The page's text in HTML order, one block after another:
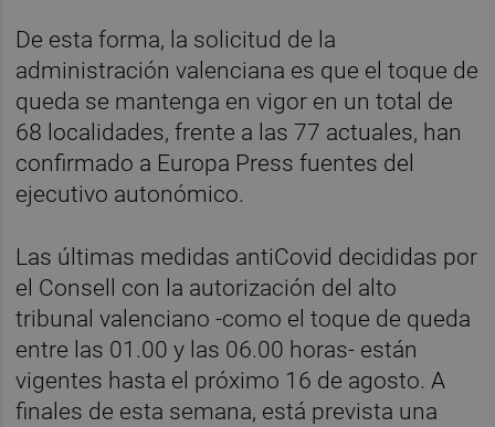
De esta forma, la solicitud de la
administración valenciana es que el toque de
queda se mantenga en vigor en un total de
68 localidades, frente a las 77 actuales, han
confirmado a Europa Press fuentes del
ejecutivo autonómico.
Las últimas medidas antiCovid decididas por
el Consell con la autorización del alto
tribunal valenciano -como el toque de queda
entre las 01.00 y las 06.00 horas- están
vigentes hasta el próximo 16 de agosto. A
finales de esta semana, está prevista una